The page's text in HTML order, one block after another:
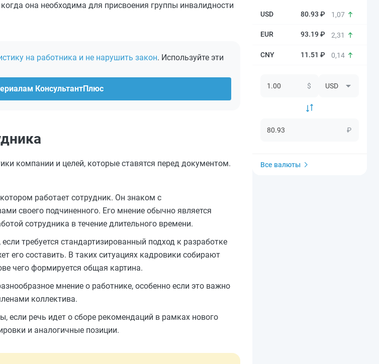
она необходима для присвоения группы инвалидности
на работника и не нарушить закон. Используйте эти
КонсультантПлюс
компании и целей, которые ставятся перед документом.
работает сотрудник. Он знаком с
своего подчиненного. Его мнение обычно является
сотрудника в течение длительного времени.
требуется стандартизированный подход к разработке
его составить. В таких ситуациях кадровики собирают
чего формируется общая картина.
мнение о работнике, особенно если это важно
коллектива.
если речь идет о сборе рекомендаций в рамках нового
и аналогичные позиции.
80.93 ₽ 1,07
93.19 ₽ 2,31
11.51 ₽ 0,14
$
₽
Все валюты